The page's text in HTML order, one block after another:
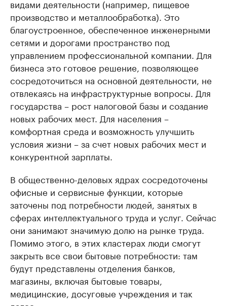
видами деятельности (например, пищевое
производство и металлообработка). Это
благоустроенное, обеспеченное инженерными
сетями и дорогами пространство под
управлением профессиональной компании. Для
бизнеса это готовое решение, позволяющее
сосредоточиться на основной деятельности, не
отвлекаясь на инфраструктурные вопросы. Для
государства – рост налоговой базы и создание
новых рабочих мест. Для населения –
комфортная среда и возможность улучшить
условия жизни – за счет новых рабочих мест и
конкурентной зарплаты.
В общественно-деловых ядрах сосредоточены
офисные и сервисные функции, которые
заточены под потребности людей, занятых в
сферах интеллектуального труда и услуг. Сейчас
они занимают значимую долю на рынке труда.
Помимо этого, в этих кластерах люди смогут
закрыть все свои бытовые потребности: там
будут представлены отделения банков,
магазины, включая бытовые товары,
медицинские, досуговые учреждения и так